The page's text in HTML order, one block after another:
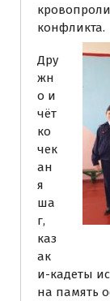
конфликта.
Дру
жн
о и
чёт
ко
чек
ан
я
ша
г,
каз
ак
и-кадеты
на память